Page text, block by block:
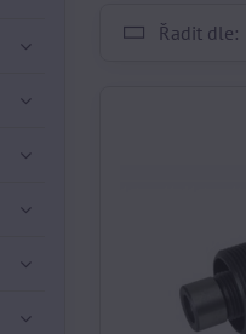
Řadit dle: